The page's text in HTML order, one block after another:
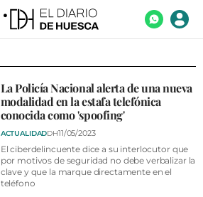
La Policía Nacional alerta de una nueva
modalidad en la estafa telefónica
conocida como 'spoofing'
ACTUALIDADDH11/05/2023
El ciberdelincuente dice a su interlocutor que
por motivos de seguridad no debe verbalizar la
clave y que la marque directamente en el
teléfono